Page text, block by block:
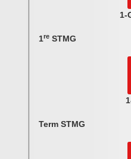
1-
1re STMG
Term STMG